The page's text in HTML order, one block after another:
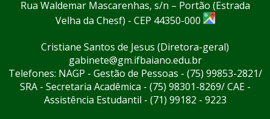
Rua Waldemar Mascarenhas, s/n – Portão (Estrada
Velha da Chesf) - CEP 44350-000
Cristiane Santos de Jesus (Diretora-geral)
gabinete@gm.ifbaiano.edu.br
Telefones: NAGP - Gestão de Pessoas - (75) 99853-2821/
SRA - Secretaria Acadêmica - (75) 98301-8269/ CAE -
Assistência Estudantil - (71) 99182 - 9223